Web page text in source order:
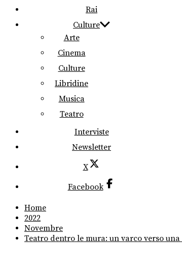
Rai
Culture
Arte
Cinema
Culture
Libridine
Musica
Teatro
Interviste
Newsletter
X
Facebook
Home
2022
Novembre
Teatro dentro le mura: un varco verso